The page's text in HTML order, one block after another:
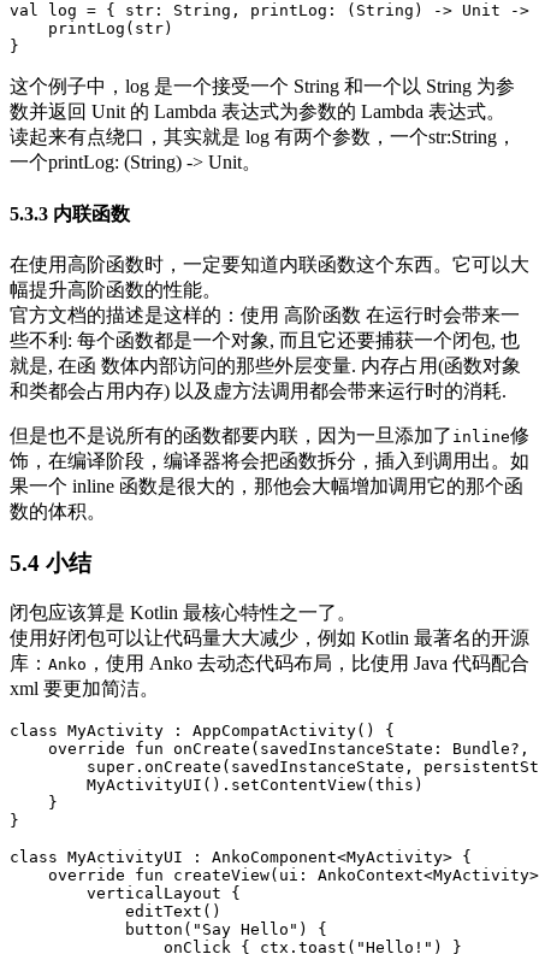
val
log = { str : String , printLog : ( String ) -> Unit
->
printLog ( str)
}
这个例子中，log 是一个接受一个 String 和一个以 String 为参
数并返回 Unit 的 Lambda 表达式为参数的 Lambda 表达式。
读起来有点绕口，其实就是 log 有两个参数，一个str:String，
一个printLog: (String) -> Unit。
5.3.3 内联函数
在使用高阶函数时，一定要知道内联函数这个东西。它可以大
幅提升高阶函数的性能。
官方文档的描述是这样的：使用 高阶函数 在运行时会带来一
些不利: 每个函数都是一个对象, 而且它还要捕获一个闭包, 也
就是, 在函 数体内部访问的那些外层变量. 内存占用(函数对象
和类都会占用内存) 以及虚方法调用都会带来运行时的消耗.
但是也不是说所有的函数都要内联，因为一旦添加了 inline修
饰，在编译阶段，编译器将会把函数拆分，插入到调用出。如
果一个 inline 函数是很大的，那他会大幅增加调用它的那个函
数的体积。
5.4 小结
闭包应该算是 Kotlin 最核心特性之一了。
使用好闭包可以让代码量大大减少，例如 Kotlin 最著名的开源
库： Anko ，使用 Anko 去动态代码布局，比使用 Java 代码配合
xml 要更加简洁。
class MyActivity : AppCompatActivity()
{
override
fun onCreate ( savedInstanceState : Bundle?,
super . onCreate ( savedInstanceState ,
MyActivityUI (). setContentView( this )
}
}
class MyActivityUI : AnkoComponent<MyActivity> {
override
fun createView( ui : AnkoContext<MyActivity
verticalLayout
{
editText ()
button ( "Say Hello" )
{
onClick { ctx . toast ( "Hello!" )
}